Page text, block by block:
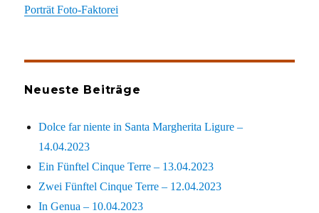
Porträt Foto-Faktorei
Neueste Beiträge
Dolce far niente in Santa Margherita Ligure –
14.04.2023
Ein Fünftel Cinque Terre – 13.04.2023
Zwei Fünftel Cinque Terre – 12.04.2023
In Genua – 10.04.2023